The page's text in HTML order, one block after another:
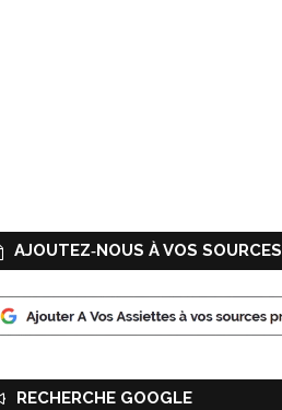
AJOUTEZ‑NOUS À VOS SOURCES
RECHERCHE GOOGLE